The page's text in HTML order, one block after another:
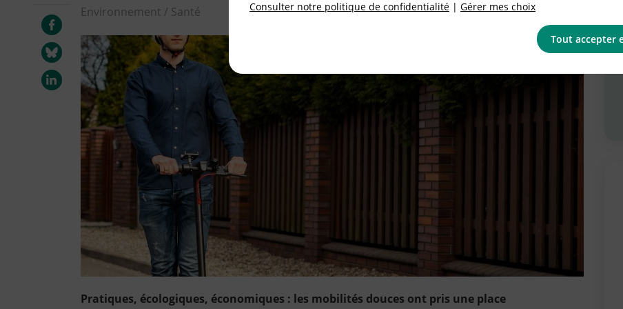
Environnement / Santé
homme vêtu d'une chemise en jean et d'un jean sur une trottinette électrique. Il circule dans
Pratiques, écologiques, économiques : les mobilités douces ont pris une place
Consulter notre politique de confidentialité | Gérer mes choix
Tout accepter